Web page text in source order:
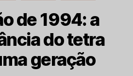
de 1994: a
do tetra
geração